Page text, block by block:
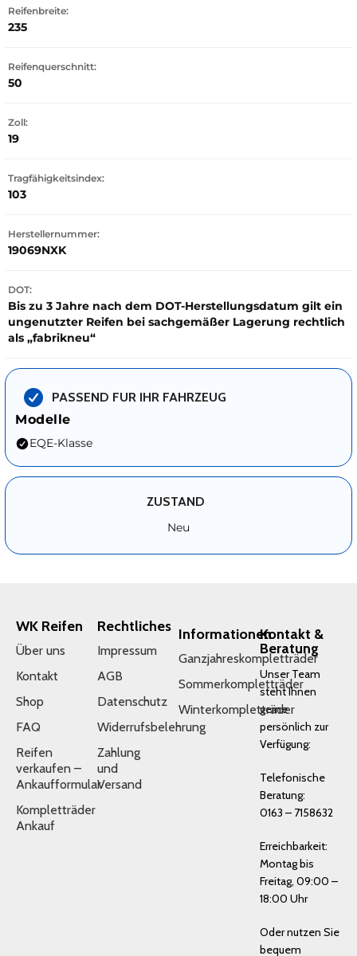
Reifenbreite:
235
Reifenquerschnitt:
50
Zoll:
19
Tragfähigkeitsindex:
103
Herstellernummer:
19069NXK
DOT:
Bis zu 3 Jahre nach dem DOT-Herstellungsdatum gilt ein
ungenutzter Reifen bei sachgemäßer Lagerung rechtlich
als „fabrikneu“
PASSEND FUR IHR FAHRZEUG
Modelle
EQE-Klasse
ZUSTAND
Neu
WK Reifen
Über uns
Kontakt
Shop
FAQ
Reifen
verkaufen –
Ankaufformular
Kompletträder
Ankauf
Rechtliches
Impressum
AGB
Datenschutz
Widerrufsbelehrung
Zahlung
und
Versand
Informationen
Ganzjahreskompletträder
Sommerkompletträder
Winterkompletträder
Kontakt &
Beratung
Unser Team
steht Ihnen
gerne
persönlich zur
Verfügung:
Telefonische
Beratung:
0163 – 7158632
Erreichbarkeit:
Montag bis
Freitag, 09:00 –
18:00 Uhr
Oder nutzen Sie
bequem